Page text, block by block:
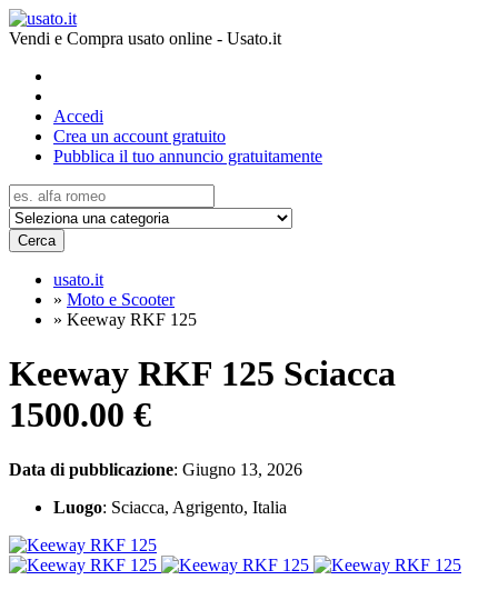
Vendi e Compra usato online - Usato.it
Accedi
Crea un account gratuito
Pubblica il tuo annuncio gratuitamente
Cerca
usato.it
» Moto e Scooter
» Keeway RKF 125
Keeway RKF 125 Sciacca
1500.00 €
Data di pubblicazione: Giugno 13, 2026
Luogo: Sciacca, Agrigento, Italia